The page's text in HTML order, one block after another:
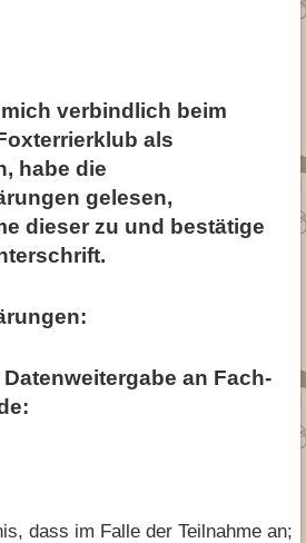
verbindlich beim
als
habe die
gelesen,
dieser zu und bestätige
an Fach-
dass im Falle der Teilnahme an;